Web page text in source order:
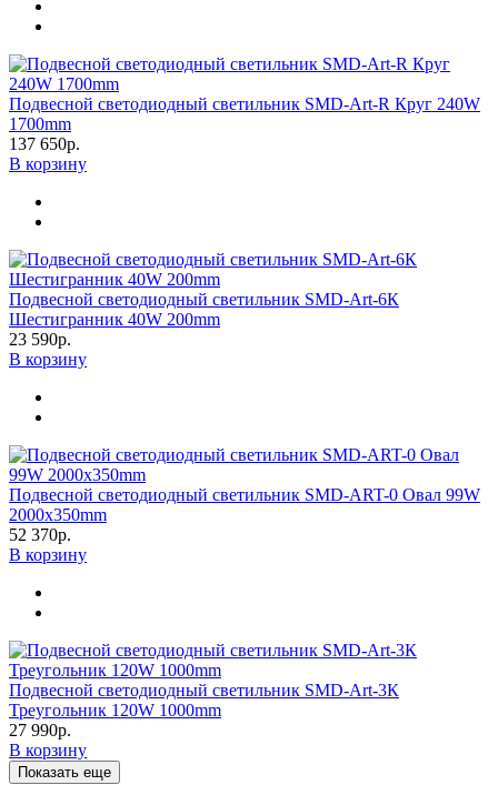
Подвесной светодиодный светильник SMD-Art-R Круг 240W
1700mm
137 650р.
В корзину
Подвесной светодиодный светильник SMD-Art-6К
Шестигранник 40W 200mm
23 590р.
В корзину
Подвесной светодиодный светильник SMD-ART-0 Овал 99W
2000х350mm
52 370р.
В корзину
Подвесной светодиодный светильник SMD-Art-3К
Треугольник 120W 1000mm
27 990р.
В корзину
Показать еще